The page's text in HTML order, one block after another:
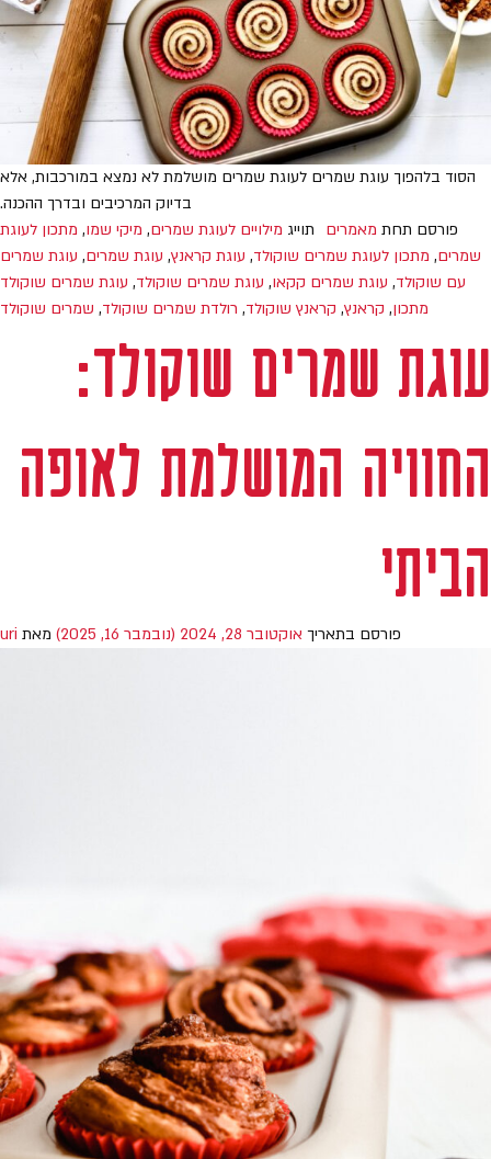
הסוד בלהפוך עוגת שמרים לעוגת שמרים מושלמת לא נמצא במורכבות, אלא
בדיוק המרכיבים ובדרך ההכנה.
פורסם תחת מאמרים תוייג מילויים לעוגת שמרים, מיקי שמו, מתכון לעוגת
שמרים, מתכון לעוגת שמרים שוקולד, עוגת קראנץ, עוגת שמרים, עוגת שמרים
עם שוקולד, עוגת שמרים קקאו, עוגת שמרים שוקולד, עוגת שמרים שוקולד
מתכון, קראנץ, קראנץ שוקולד, רולדת שמרים שוקולד, שמרים שוקולד
עוגת שמרים שוקולד:
החוויה המושלמת לאופה
הביתי
פורסם בתאריך אוקטובר 28, 2024 (נובמבר 16, 2025) מאת uri